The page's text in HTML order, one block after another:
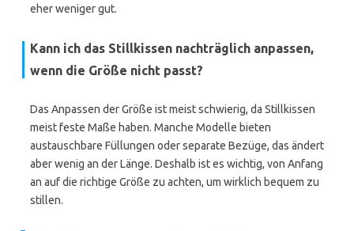
eher weniger gut.
Kann ich das Stillkissen nachträglich anpassen,
wenn die Größe nicht passt?
Das Anpassen der Größe ist meist schwierig, da Stillkissen
meist feste Maße haben. Manche Modelle bieten
austauschbare Füllungen oder separate Bezüge, das ändert
aber wenig an der Länge. Deshalb ist es wichtig, von Anfang
an auf die richtige Größe zu achten, um wirklich bequem zu
stillen.